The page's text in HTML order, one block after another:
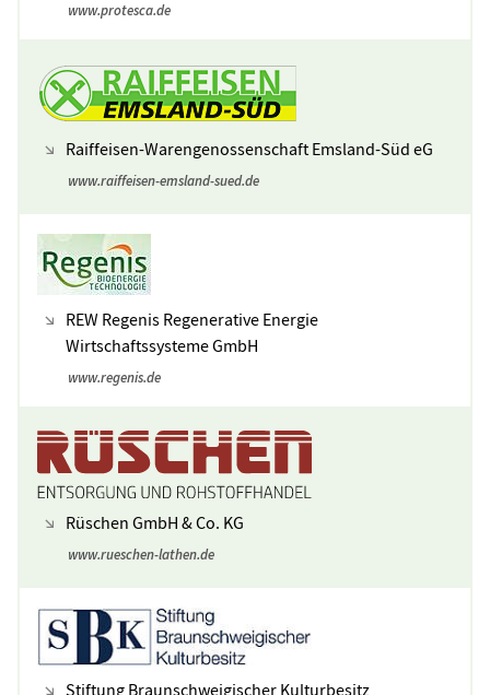
www.protesca.de
Raiffeisen-Warengenossenschaft Emsland-Süd eG
www.raiffeisen-emsland-sued.de
REW Regenis Regenerative Energie
Wirtschaftssysteme GmbH
www.regenis.de
Rüschen GmbH & Co. KG
www.rueschen-lathen.de
Stiftung Braunschweigischer Kulturbesitz